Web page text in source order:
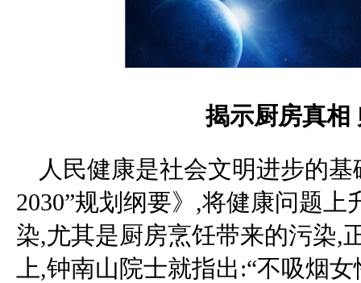
揭示厨房真相
人民健康是社会文明进步的
2030”规划纲要》,将健康问题
染,尤其是厨房烹饪带来的污染,
上,钟南山院士就指出:“不吸烟